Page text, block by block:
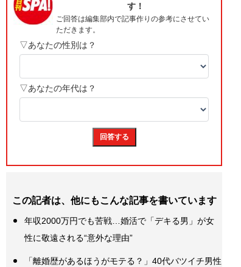
この記者は、他にもこんな記事を書いています
年収2000万円でも苦戦…婚活で「デキる男」が女
性に敬遠される“意外な理由”
「離婚歴があるほうがモテる？」40代バツイチ男性